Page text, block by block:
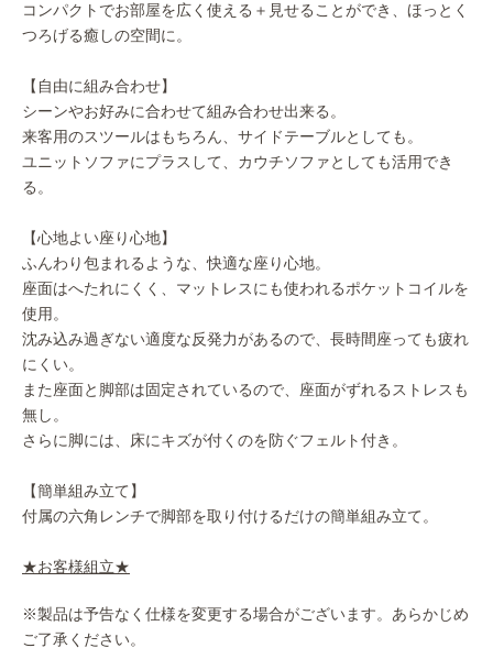
コンパクトでお部屋を広く使える＋見せることができ、ほっとく
つろげる癒しの空間に。
【自由に組み合わせ】
シーンやお好みに合わせて組み合わせ出来る。
来客用のスツールはもちろん、サイドテーブルとしても。
ユニットソファにプラスして、カウチソファとしても活用でき
る。
【心地よい座り心地】
ふんわり包まれるような、快適な座り心地。
座面はへたれにくく、マットレスにも使われるポケットコイルを
使用。
沈み込み過ぎない適度な反発力があるので、長時間座っても疲れ
にくい。
また座面と脚部は固定されているので、座面がずれるストレスも
無し。
さらに脚には、床にキズが付くのを防ぐフェルト付き。
【簡単組み立て】
付属の六角レンチで脚部を取り付けるだけの簡単組み立て。
★お客様組立★
※製品は予告なく仕様を変更する場合がございます。あらかじめ
ご了承ください。